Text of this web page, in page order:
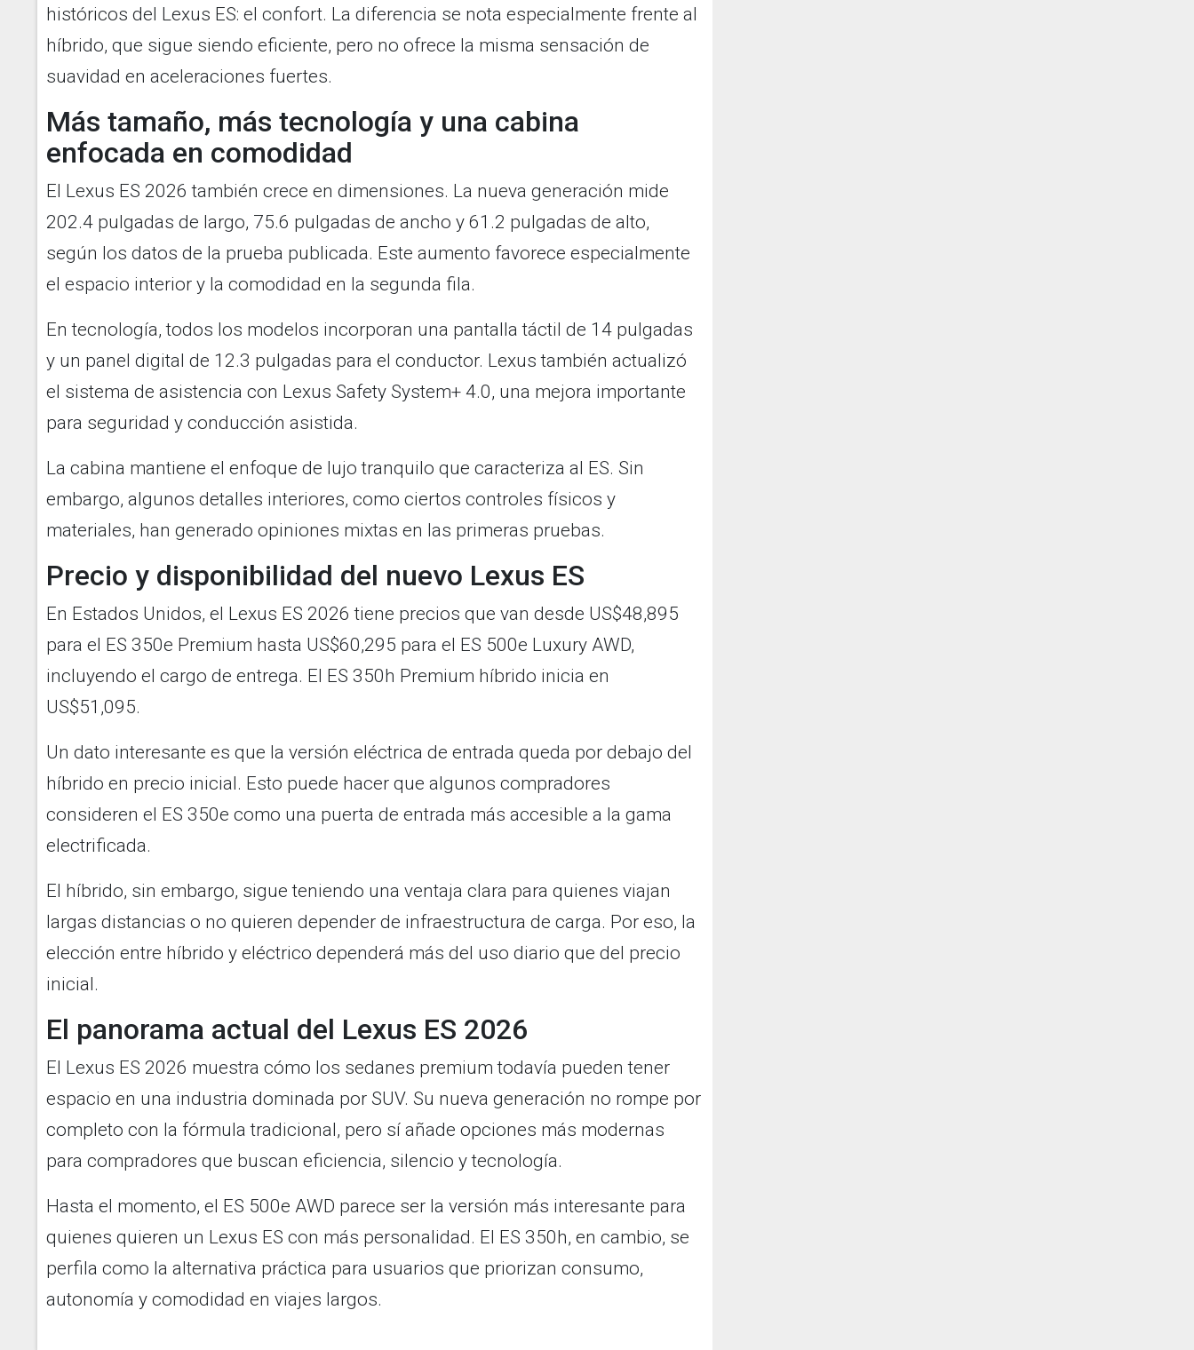
históricos del Lexus ES: el confort. La diferencia se nota especialmente frente al
híbrido, que sigue siendo eficiente, pero no ofrece la misma sensación de
suavidad en aceleraciones fuertes.
Más tamaño, más tecnología y una cabina
enfocada en comodidad
El Lexus ES 2026 también crece en dimensiones. La nueva generación mide
202.4 pulgadas de largo, 75.6 pulgadas de ancho y 61.2 pulgadas de alto,
según los datos de la prueba publicada. Este aumento favorece especialmente
el espacio interior y la comodidad en la segunda fila.
En tecnología, todos los modelos incorporan una pantalla táctil de 14 pulgadas
y un panel digital de 12.3 pulgadas para el conductor. Lexus también actualizó
el sistema de asistencia con Lexus Safety System+ 4.0, una mejora importante
para seguridad y conducción asistida.
La cabina mantiene el enfoque de lujo tranquilo que caracteriza al ES. Sin
embargo, algunos detalles interiores, como ciertos controles físicos y
materiales, han generado opiniones mixtas en las primeras pruebas.
Precio y disponibilidad del nuevo Lexus ES
En Estados Unidos, el Lexus ES 2026 tiene precios que van desde US$48,895
para el ES 350e Premium hasta US$60,295 para el ES 500e Luxury AWD,
incluyendo el cargo de entrega. El ES 350h Premium híbrido inicia en
US$51,095.
Un dato interesante es que la versión eléctrica de entrada queda por debajo del
híbrido en precio inicial. Esto puede hacer que algunos compradores
consideren el ES 350e como una puerta de entrada más accesible a la gama
electrificada.
El híbrido, sin embargo, sigue teniendo una ventaja clara para quienes viajan
largas distancias o no quieren depender de infraestructura de carga. Por eso, la
elección entre híbrido y eléctrico dependerá más del uso diario que del precio
inicial.
El panorama actual del Lexus ES 2026
El Lexus ES 2026 muestra cómo los sedanes premium todavía pueden tener
espacio en una industria dominada por SUV. Su nueva generación no rompe por
completo con la fórmula tradicional, pero sí añade opciones más modernas
para compradores que buscan eficiencia, silencio y tecnología.
Hasta el momento, el ES 500e AWD parece ser la versión más interesante para
quienes quieren un Lexus ES con más personalidad. El ES 350h, en cambio, se
perfila como la alternativa práctica para usuarios que priorizan consumo,
autonomía y comodidad en viajes largos.